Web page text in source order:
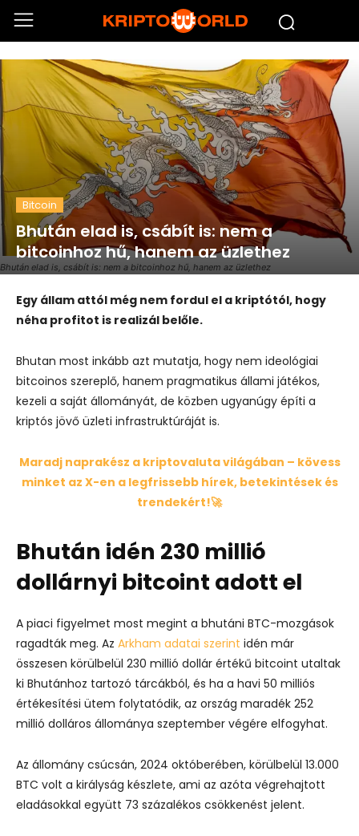
Bhután elad is, csábít is: nem a bitcoinhoz hű, hanem az üzlethez
Bitcoin
Bhután elad is, csábít is: nem a
bitcoinhoz hű, hanem az üzlethez
Egy állam attól még nem fordul el a kriptótól, hogy
néha profitot is realizál belőle.
Bhutan most inkább azt mutatja, hogy nem ideológiai
bitcoinos szereplő, hanem pragmatikus állami játékos,
kezeli a saját állományát, de közben ugyanúgy építi a
kriptós jövő üzleti infrastruktúráját is.
Maradj naprakész a kriptovaluta világában – kövess
minket az X-en a legfrissebb hírek, betekintések és
trendekért!🚀
Bhután idén 230 millió
dollárnyi bitcoint adott el
A piaci figyelmet most megint a bhutáni BTC-mozgások
ragadták meg. Az Arkham adatai szerint idén már
összesen körülbelül 230 millió dollár értékű bitcoint utaltak
ki Bhutánhoz tartozó tárcákból, és ha a havi 50 milliós
értékesítési ütem folytatódik, az ország maradék 252
millió dolláros állománya szeptember végére elfogyhat.
Az állomány csúcsán, 2024 októberében, körülbelül 13.000
BTC volt a királyság készlete, ami az azóta végrehajtott
eladásokkal együtt 73 százalékos csökkenést jelent.